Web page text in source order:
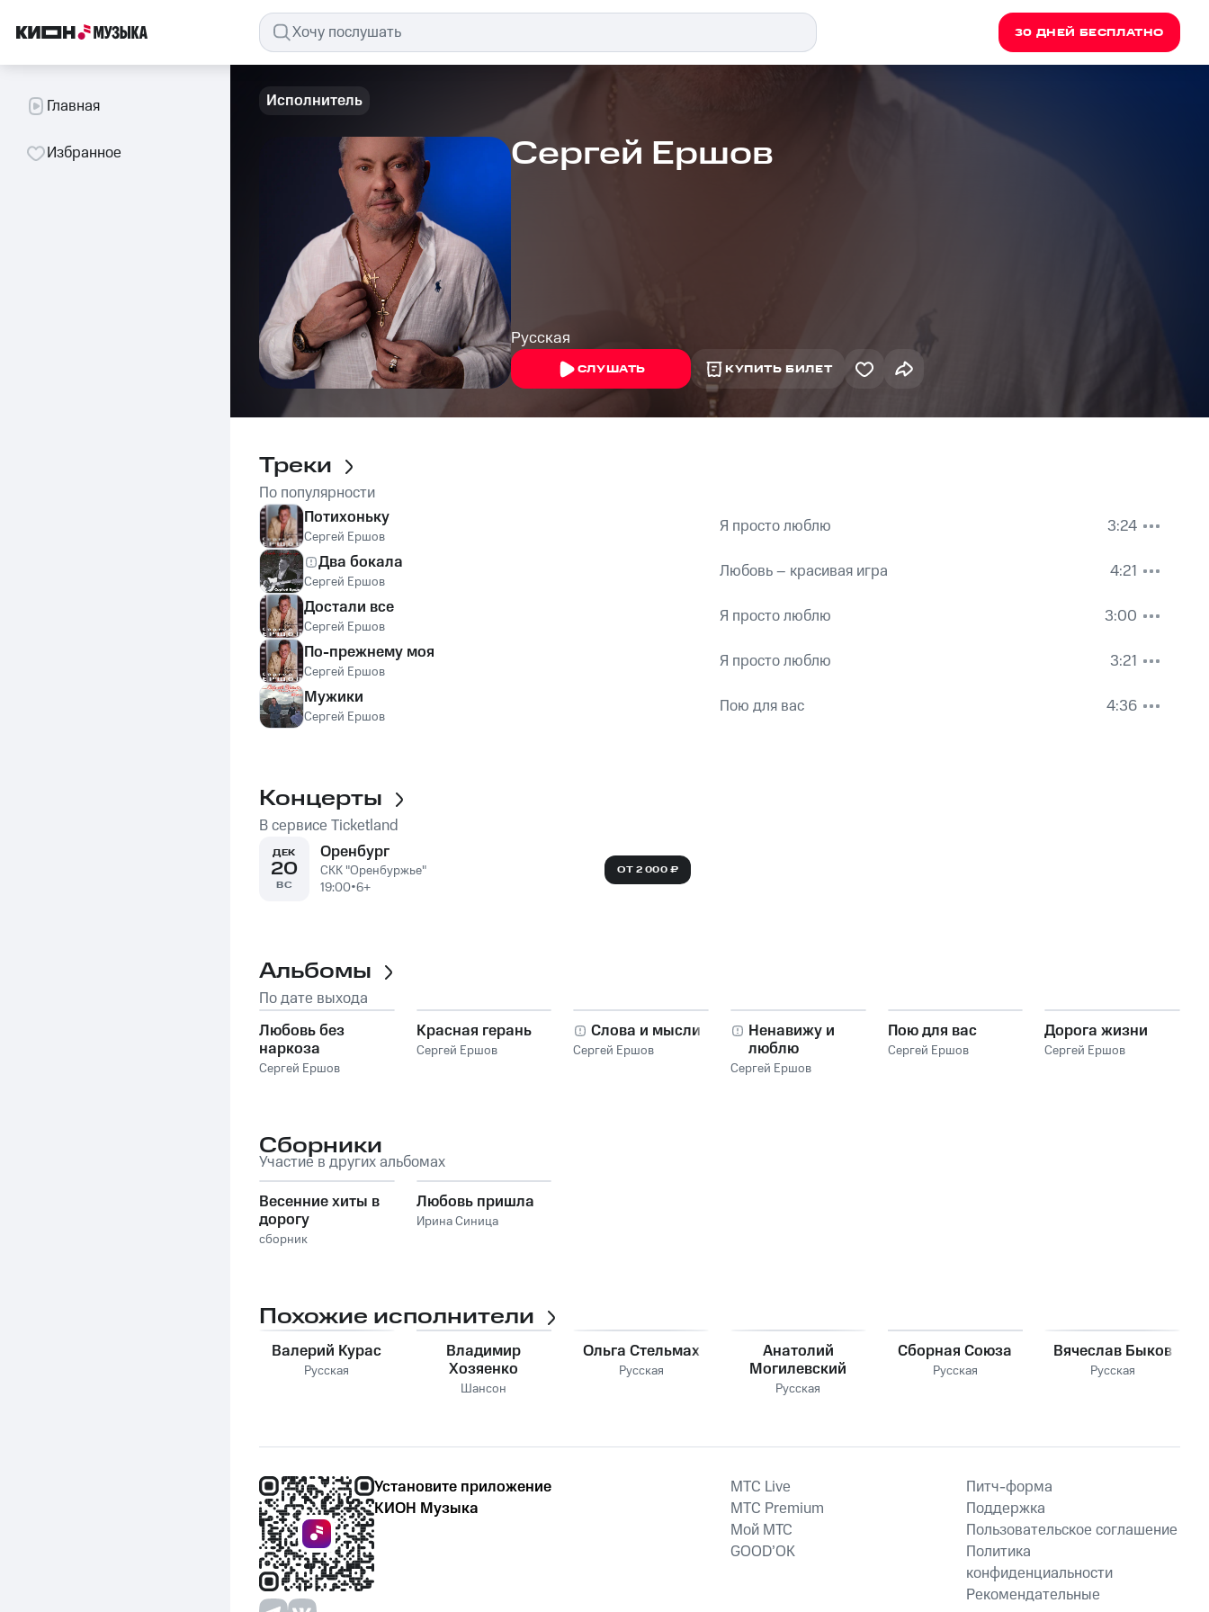
30 ДНЕЙ БЕСПЛАТНО
Главная
Избранное
Исполнитель
Сергей Ершов
Русская
СЛУШАТЬ КУПИТЬ БИЛЕТ
Треки
По популярности
Потихоньку
Сергей Ершов Я просто люблю
3:24
Два бокала
Сергей Ершов Любовь – красивая игра
4:21
Достали все
Сергей Ершов Я просто люблю
3:00
По-прежнему моя
Сергей Ершов Я просто люблю
3:21
Мужики
Сергей Ершов Пою для вас 4:36
Концерты
В сервисе Ticketland
ДЕК
20
ВС
Оренбург
СКК "Оренбуржье"
19:00•6+
ОТ 2 000 ₽
Альбомы
По дате выхода
Любовь без
наркоза
Сергей Ершов
Красная герань
Сергей Ершов
Слова и мысли
Сергей Ершов
Ненавижу и
люблю
Сергей Ершов
Пою для вас
Сергей Ершов
Дорога жизни
Сергей Ершов
Сборники
Участие в других альбомах
Весенние хиты в
дорогу
сборник
Любовь пришла
Ирина Синица
Похожие исполнители
Валерий Курас
Русская
Владимир
Хозяенко
Шансон
Ольга Стельмах
Русская
Анатолий
Могилевский
Русская
Сборная Союза
Русская
Вячеслав Быков
Русская
Установите приложение
КИОН Музыка
MTС Live
MTС Premium
Мой МТС
GOOD’OK
Питч-форма
Поддержка
Пользовательское соглашение
Политика
конфиденциальности
Рекомендательные